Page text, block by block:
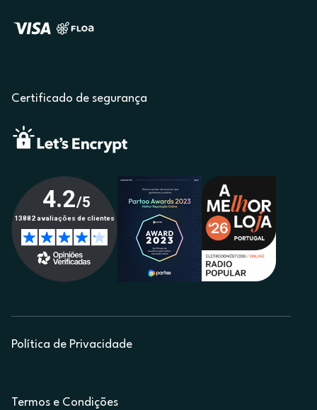
Certificado de segurança
Política de Privacidade
Termos e Condições